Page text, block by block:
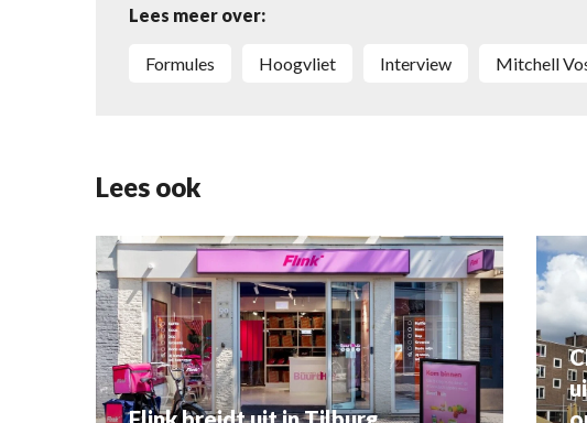
Lees meer over:
Formules Hoogvliet Interview Mitchell
Lees ook